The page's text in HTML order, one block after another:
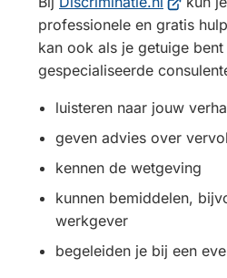
naar
een
externe
professionele en gratis
kan ook als je getuige
gespecialiseerde
luisteren naar jouw
geven advies over
kennen de wetgeving
kunnen bemiddelen,
werkgever
begeleiden je bij een